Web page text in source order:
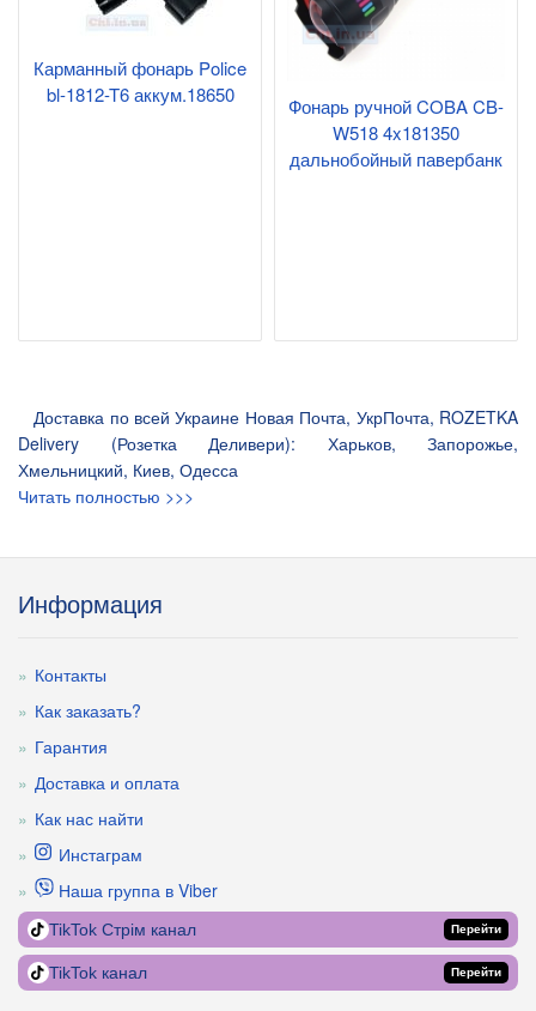
Карманный фонарь Police
bl-1812-T6 аккум.18650
Фонарь ручной COBA CB-
W518 4x181350
дальнобойный павербанк
Доставка по всей Украине Новая Почта, УкрПочта, ROZETKA
Delivery (Розетка Деливери): Харьков, Запорожье,
Хмельницкий, Киев, Одесса
Читать полностью >>>
Информация
Контакты
Как заказать?
Гарантия
Доставка и оплата
Как нас найти
Инстаграм
Наша группа в Viber
TikTok Стрім канал Перейти
TikTok канал Перейти